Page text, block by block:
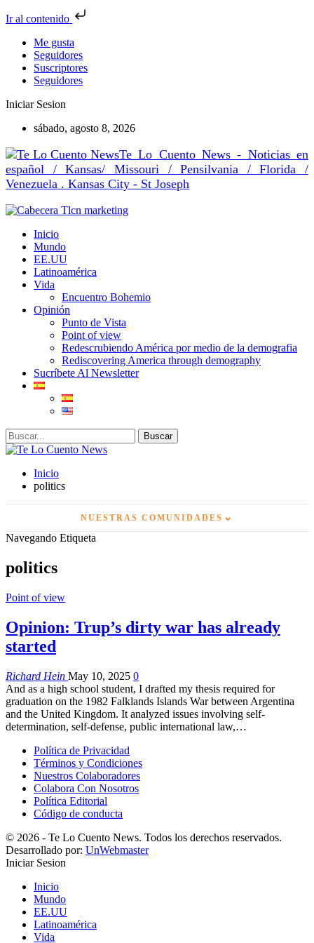
Ir al contenido
Me gusta
Seguidores
Suscriptores
Seguidores
Iniciar Sesion
sábado, agosto 8, 2026
Te Lo Cuento News - Noticias en
español / Kansas/ Missouri / Pensilvania / Florida /
Venezuela . Kansas City - St Joseph
Inicio
Mundo
EE.UU
Latinoamérica
Vida
Encuentro Bohemio
Opinión
Punto de Vista
Point of view
Redescrubiendo América por medio de la demografia
Rediscovering America through demography
Sucríbete Al Newsletter
Inicio
politics
NUESTRAS COMUNIDADES ⌄
Navegando Etiqueta
politics
Point of view
Opinion: Trup’s dirty war has already
started
Richard Hein May 10, 2025 0
And as a high school student, I drafted my thesis required for
graduation on the 1982 Falklands Islands War between Argentina
and the United Kingdom. It analyzed issues involving self-
determination, self-defense, public international law,…
Política de Privacidad
Términos y Condiciones
Nuestros Colaboradores
Colabora Con Nosotros
Política Editorial
Código de conducta
© 2026 - Te Lo Cuento News. Todos los derechos reservados.
Desarrollado por: UnWebmaster
Iniciar Sesion
Inicio
Mundo
EE.UU
Latinoamérica
Vida